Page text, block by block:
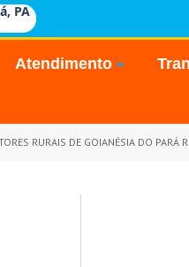
PA
Atendimento
DE GOIANÉSIA DO PARÁ REÚNE